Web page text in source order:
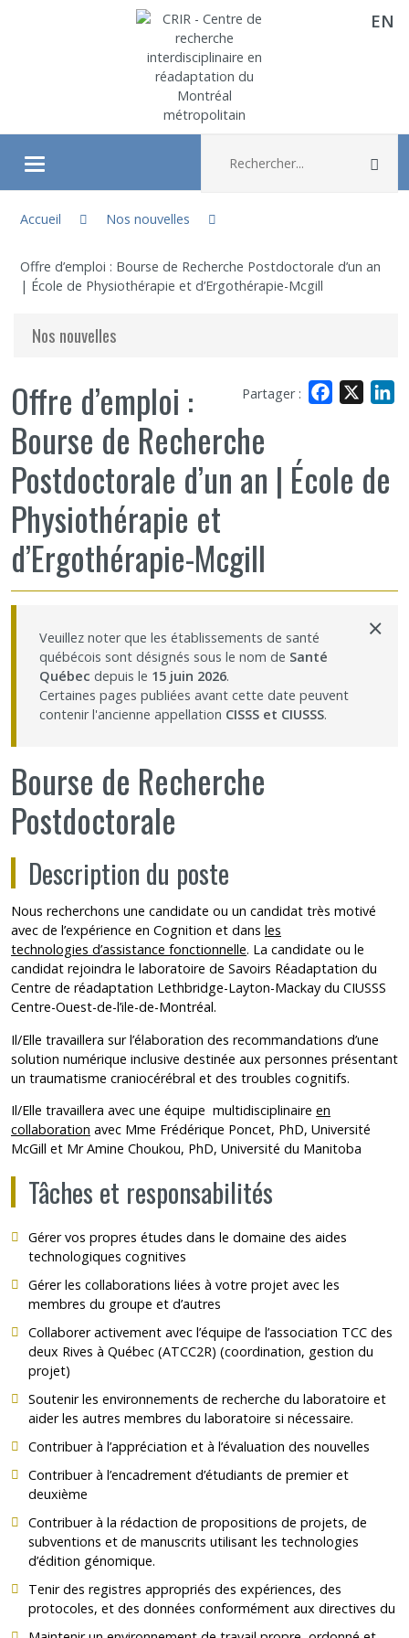
Aller directement au contenu EN
Ouvrir/fermer le menu
À propos
Recherche
Partageons nos savoirs
Emplois et stages
Éthique
Nous joindre
Plan du site
Accessibilité
Accueil
Nos nouvelles
Offre d’emploi : Bourse de Recherche Postdoctorale d’un an
| École de Physiothérapie et d’Ergothérapie-Mcgill
Nos nouvelles
Partager : Facebook
Offre d’emploi :
Bourse de Recherche
Postdoctorale d’un an | École de
Physiothérapie et
d’Ergothérapie-Mcgill
Veuillez noter que les établissements de santé
québécois sont désignés sous le nom de Santé
Québec depuis le 15 juin 2026.
Certaines pages publiées avant cette date peuvent
contenir l'ancienne appellation CISSS et CIUSSS.
×
Bourse de Recherche
Postdoctorale
Description du poste
Nous recherchons une candidate ou un candidat très motivé
avec de l’expérience en Cognition et dans les
technologies d’assistance fonctionnelle. La candidate ou le
candidat rejoindra le laboratoire de Savoirs Réadaptation du
Centre de réadaptation Lethbridge-Layton-Mackay du CIUSSS
Centre-Ouest-de-l’ile-de-Montréal.
Il/Elle travaillera sur l’élaboration des recommandations d’une
solution numérique inclusive destinée aux personnes présentant
un traumatisme craniocérébral et des troubles cognitifs.
Il/Elle travaillera avec une équipe multidisciplinaire en
collaboration avec Mme Frédérique Poncet, PhD, Université
McGill et Mr Amine Choukou, PhD, Université du Manitoba
Tâches et responsabilités
Gérer vos propres études dans le domaine des aides
technologiques cognitives
Gérer les collaborations liées à votre projet avec les
membres du groupe et d’autres
Collaborer activement avec l’équipe de l’association TCC des
deux Rives à Québec (ATCC2R) (coordination, gestion du
projet)
Soutenir les environnements de recherche du laboratoire et
aider les autres membres du laboratoire si nécessaire.
Contribuer à l’appréciation et à l’évaluation des nouvelles
Contribuer à l’encadrement d’étudiants de premier et
deuxième
Contribuer à la rédaction de propositions de projets, de
subventions et de manuscrits utilisant les technologies
d’édition génomique.
Tenir des registres appropriés des expériences, des
protocoles, et des données conformément aux directives du